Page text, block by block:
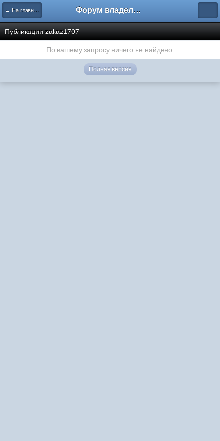
← На главную Форум владельцев интернет-магазинов
Публикации zakaz1707
По вашему запросу ничего не найдено.
Полная версия